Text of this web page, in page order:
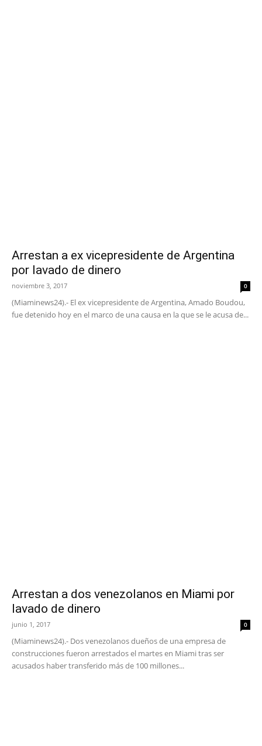
Arrestan a ex vicepresidente de Argentina
por lavado de dinero
noviembre 3, 2017 0
(Miaminews24).- El ex vicepresidente de Argentina, Amado Boudou,
fue detenido hoy en el marco de una causa en la que se le acusa de...
Arrestan a dos venezolanos en Miami por
lavado de dinero
junio 1, 2017 0
(Miaminews24).- Dos venezolanos dueños de una empresa de
construcciones fueron arrestados el martes en Miami tras ser
acusados haber transferido más de 100 millones...